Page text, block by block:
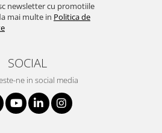
newsletter cu promotiile
mai multe in Politica de
SOCIAL
ne in social media